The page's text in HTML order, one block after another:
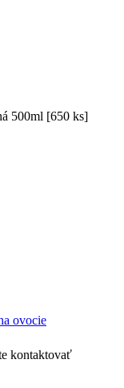
500ml [650 ks]
ovocie